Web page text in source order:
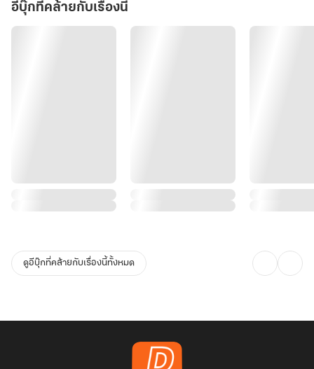
อีบุ๊กที่คล้ายกับเรื่องนี้
ดูอีบุ๊กที่คล้ายกับเรื่องนี้ทั้งหมด